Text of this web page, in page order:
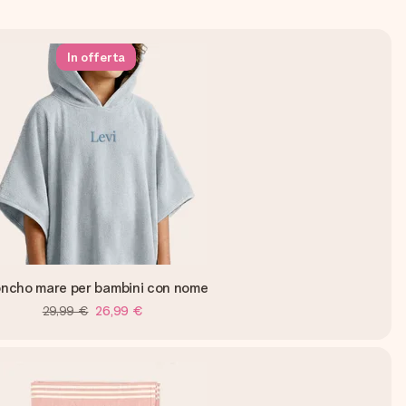
In offerta
mare per bambini con nome
29,99 € 26,99 €